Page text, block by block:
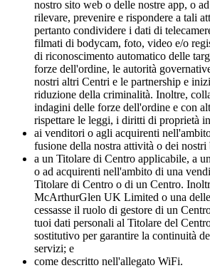
nostro sito web o delle nostre app, o
rilevare, prevenire e rispondere a tali
pertanto condividere i dati di
filmati di bodycam, foto, video e/o
di riconoscimento automatico delle
forze dell'ordine, le autorità
nostri altri Centri e le partnership e
riduzione della criminalità. Inoltre,
indagini delle forze dell'ordine e con
rispettare le leggi, i diritti di proprietà
ai venditori o agli acquirenti
fusione della nostra attività o dei nostri
a un Titolare di Centro applicabile, a
o ad acquirenti nell'ambito di una
Titolare di Centro o di un Centro.
McArthurGlen UK Limited o una
cessasse il ruolo di gestore di un
tuoi dati personali al Titolare del
sostitutivo per garantire la continuità
servizi; e
come descritto nell'allegato WiFi.